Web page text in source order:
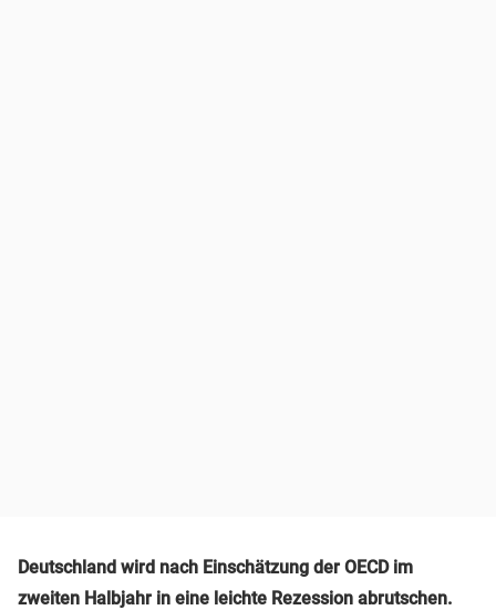
Deutschland wird nach Einschätzung der OECD im
zweiten Halbjahr in eine leichte Rezession abrutschen.